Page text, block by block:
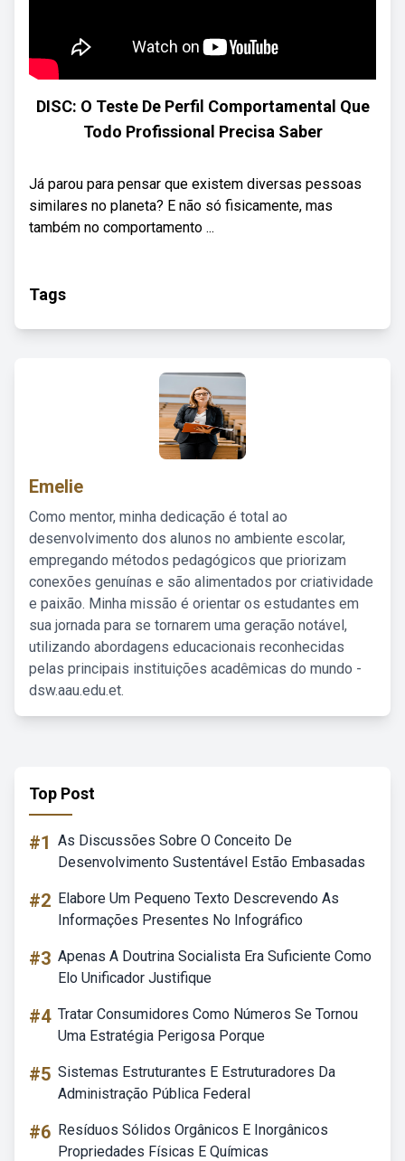
DISC: O Teste De Perfil Comportamental Que
Todo Profissional Precisa Saber
Já parou para pensar que existem diversas pessoas
similares no planeta? E não só fisicamente, mas
também no comportamento ...
Tags
Emelie
Como mentor, minha dedicação é total ao
desenvolvimento dos alunos no ambiente escolar,
empregando métodos pedagógicos que priorizam
conexões genuínas e são alimentados por criatividade
e paixão. Minha missão é orientar os estudantes em
sua jornada para se tornarem uma geração notável,
utilizando abordagens educacionais reconhecidas
pelas principais instituições acadêmicas do mundo -
dsw.aau.edu.et.
Top Post
#1 As Discussões Sobre O Conceito De
Desenvolvimento Sustentável Estão Embasadas
#2 Elabore Um Pequeno Texto Descrevendo As
Informações Presentes No Infográfico
#3 Apenas A Doutrina Socialista Era Suficiente Como
Elo Unificador Justifique
#4 Tratar Consumidores Como Números Se Tornou
Uma Estratégia Perigosa Porque
#5 Sistemas Estruturantes E Estruturadores Da
Administração Pública Federal
#6 Resíduos Sólidos Orgânicos E Inorgânicos
Propriedades Físicas E Químicas